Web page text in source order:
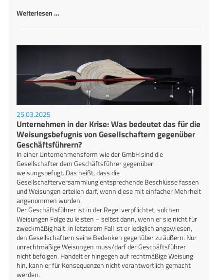
Weiterlesen …
25.03.2025
Unternehmen in der Krise: Was bedeutet das für die
Weisungsbefugnis von Gesellschaftern gegenüber
Geschäftsführern?
In einer Unternehmensform wie der GmbH sind die
Gesellschafter dem Geschäftsführer gegenüber
weisungsbefugt. Das heißt, dass die
Gesellschafterversammlung entsprechende Beschlüsse fassen
und Weisungen erteilen darf, wenn diese mit einfacher Mehrheit
angenommen wurden.
Der Geschäftsführer ist in der Regel verpflichtet, solchen
Weisungen Folge zu leisten – selbst dann, wenn er sie nicht für
zweckmäßig hält. In letzterem Fall ist er lediglich angewiesen,
den Gesellschaftern seine Bedenken gegenüber zu äußern. Nur
unrechtmäßige Weisungen muss/darf der Geschäftsführer
nicht befolgen. Handelt er hingegen auf rechtmäßige Weisung
hin, kann er für Konsequenzen nicht verantwortlich gemacht
werden.